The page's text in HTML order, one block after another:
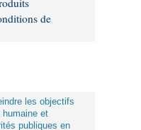
de
les objectifs
et
publiques en